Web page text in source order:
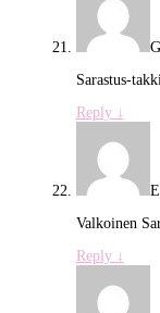
Sarastus-
Reply ↓
Valkoinen
Reply ↓